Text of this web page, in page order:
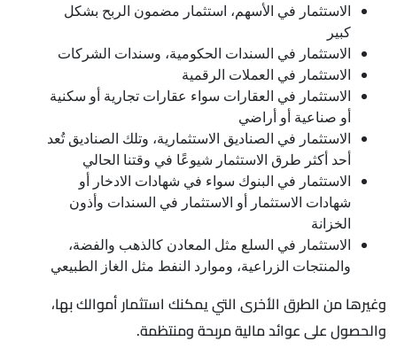
الاستثمار في الأسهم، استثمار مضمون الربح بشكل
كبير
الاستثمار في السندات الحكومية، وسندات الشركات
الاستثمار في العملات الرقمية
الاستثمار في العقارات سواء عقارات تجارية أو سكنية
أو صناعية أو أراضي
الاستثمار في الصناديق الاستثمارية، وتلك الصناديق تُعد
أحد أكثر طرق الاستثمار شيوعًا في وقتنا الحالي
الاستثمار في البنوك سواء في شهادات الادخار أو
شهادات الاستثمار أو الاستثمار في السندات وأذون
الخزانة
الاستثمار في السلع مثل المعادن كالذهب والفضة،
والمنتجات الزراعية، وموارد النفط مثل الغاز الطبيعي
وغيرها من الطرق الأخرى التي يمكنك استثمار أموالك بها،
والحصول على عوائد مالية مربحة ومنتظمة.